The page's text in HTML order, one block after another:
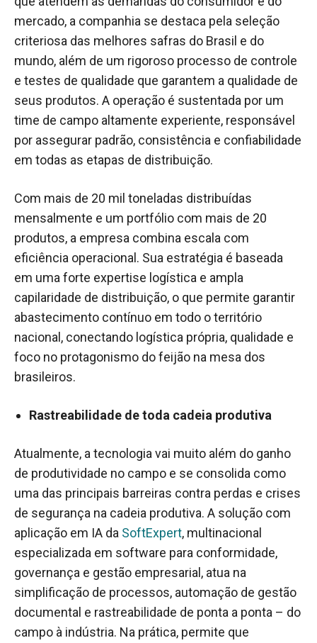
mercado, a companhia se destaca pela seleção
criteriosa das melhores safras do Brasil e do
mundo, além de um rigoroso processo de controle
e testes de qualidade que garantem a qualidade de
seus produtos. A operação é sustentada por um
time de campo altamente experiente, responsável
por assegurar padrão, consistência e confiabilidade
em todas as etapas de distribuição.
Com mais de 20 mil toneladas distribuídas
mensalmente e um portfólio com mais de 20
produtos, a empresa combina escala com
eficiência operacional. Sua estratégia é baseada
em uma forte expertise logística e ampla
capilaridade de distribuição, o que permite garantir
abastecimento contínuo em todo o território
nacional, conectando logística própria, qualidade e
foco no protagonismo do feijão na mesa dos
brasileiros.
Rastreabilidade de toda cadeia produtiva
Atualmente, a tecnologia vai muito além do ganho
de produtividade no campo e se consolida como
uma das principais barreiras contra perdas e crises
de segurança na cadeia produtiva. A solução com
aplicação em IA da SoftExpert, multinacional
especializada em software para conformidade,
governança e gestão empresarial, atua na
simplificação de processos, automação de gestão
documental e rastreabilidade de ponta a ponta – do
campo à indústria. Na prática, permite que